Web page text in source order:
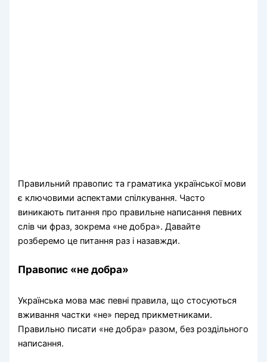
Правильний правопис та граматика української мови
є ключовими аспектами спілкування. Часто
виникають питання про правильне написання певних
слів чи фраз, зокрема «не добра». Давайте
розберемо це питання раз і назавжди.
Правопис «не добра»
Українська мова має певні правила, що стосуються
вживання частки «не» перед прикметниками.
Правильно писати «не добра» разом, без роздільного
написання.